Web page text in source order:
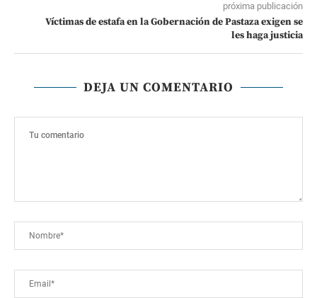
próxima publicación
Víctimas de estafa en la Gobernación de Pastaza exigen se
les haga justicia
DEJA UN COMENTARIO